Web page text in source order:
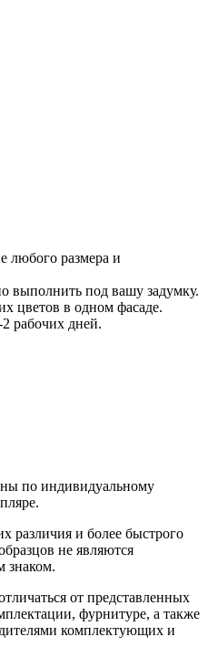
любого размера и
выполнить под вашу задумку.
цветов в одном фасаде.
2 рабочих дней.
по индивидуальному
различия и более быстрого
не являются
знаком.
от представленных
фурнитуре, а также
комплектующих и